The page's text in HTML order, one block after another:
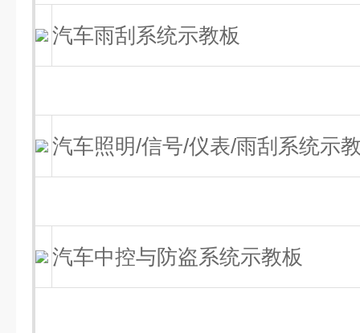
汽车雨刮系统示教板
汽车照明/信号/仪表/雨刮系统示
汽车中控与防盗系统示教板